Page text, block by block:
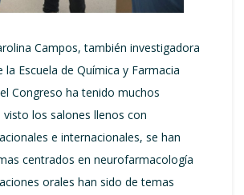
Campos, también investigadora
la Escuela de Química y Farmacia
Congreso ha tenido muchos
los salones llenos con
e internacionales, se han
centrados en neurofarmacología
orales han sido de temas